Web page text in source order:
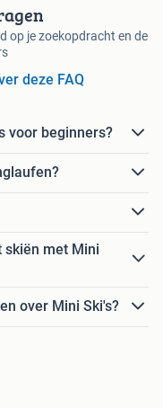
op je zoekopdracht en de
deze FAQ
voor beginners?
skiën met Mini
over Mini Ski's?